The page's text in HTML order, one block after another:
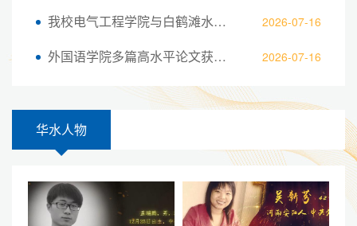
我校电气工程学院与白鹤滩水力发电厂开... 2026-07-16
外国语学院多篇高水平论文获国际权威期... 2026-07-16
华水人物